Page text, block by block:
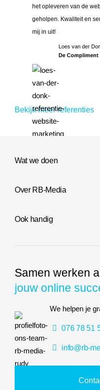
Loes van der
De Compliment
het opleveren van de
geholpen. Kwaliteit en
mij in uit!
Bekijk meer referenties
Samen werken
jouw online
We helpen je
076 78 51
info@rb-
Wat we doen
Over RB-Media
Ook handig